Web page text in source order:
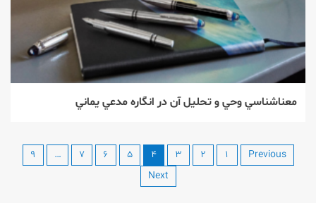
معناشناسي وحي و تحليل آن در انگاره مدعي يماني
Previous ۱ ۲ ۳ ۴ ۵ ۶ ۷ …
۹
Next